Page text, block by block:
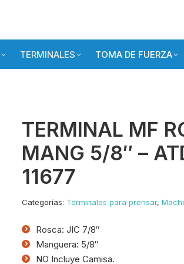
TERMINALES TOMA DE FUERZA
TERMINAL MF
MANG 5/8″ –
11677
Categorías: Terminales para prensar,
Rosca: JIC 7/8″
Manguera: 5/8″
NO Incluye Camisa.